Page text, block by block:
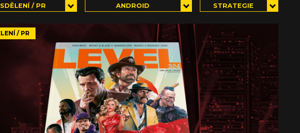
/ PR ANDROID STRATEGIE
/ PR